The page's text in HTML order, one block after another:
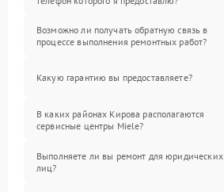
Возможно ли получать обратную связь в
процессе выполнения ремонтных работ?
Какую гарантию вы предоставляете?
В каких районах Кирова располагаются
сервисные центры Miele?
Выполняете ли вы ремонт для юридических
лиц?